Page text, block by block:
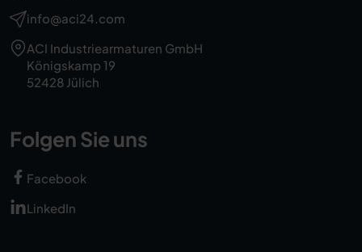
info@aci24.com
ACI Industriearmaturen GmbH
Königskamp 19
52428 Jülich
Folgen Sie uns
Facebook
LinkedIn